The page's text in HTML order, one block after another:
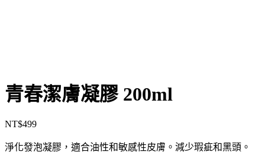
青春潔膚凝膠 200ml
NT$499
淨化發泡凝膠，適合油性和敏感性皮膚。減少瑕疵和黑頭。